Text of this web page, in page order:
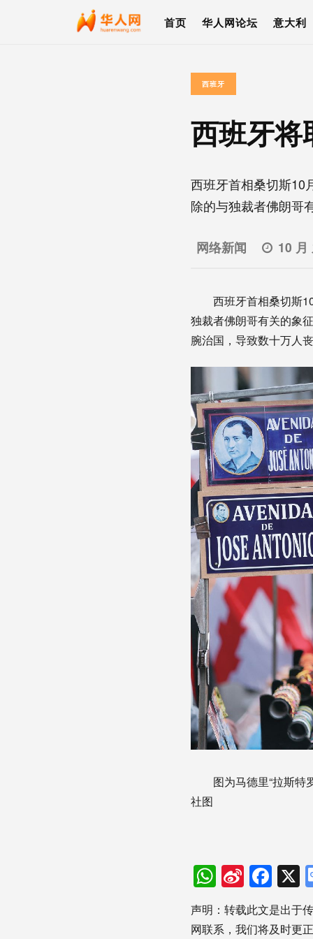
首页 华人网论坛 意大利
西班牙
西班牙将
西班牙首相桑切斯10
除的与独裁者佛朗哥
网络新闻 10 月
西班牙首相桑切斯
独裁者佛朗哥有关的象
腕治国，导致数十万人
图为马德里“拉斯
社图
Sina
Weibo
声明：转载此文是出于
网联系，我们将及时更